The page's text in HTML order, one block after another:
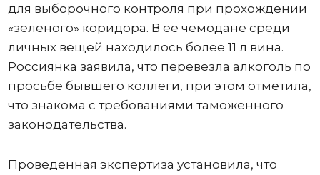
для выборочного контроля при прохождении
«зеленого» коридора. В ее чемодане среди
личных вещей находилось более 11 л вина.
Россиянка заявила, что перевезла алкоголь по
просьбе бывшего коллеги, при этом отметила,
что знакома с требованиями таможенного
законодательства.
Проведенная экспертиза установила, что